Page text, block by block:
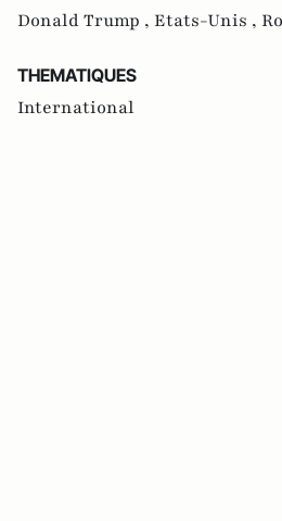
Donald Trump , Etats-Unis ,
THEMATIQUES
International